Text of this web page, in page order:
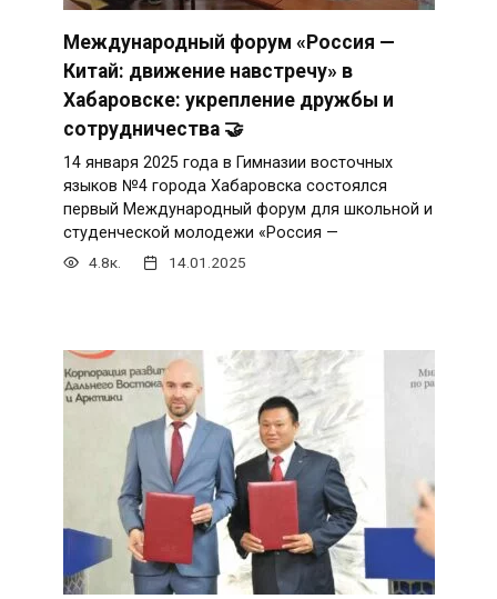
Международный форум «Россия —
Китай: движение навстречу» в
Хабаровске: укрепление дружбы и
сотрудничества 🤝
14 января 2025 года в Гимназии восточных
языков №4 города Хабаровска состоялся
первый Международный форум для школьной и
студенческой молодежи «Россия —
4.8к. 14.01.2025